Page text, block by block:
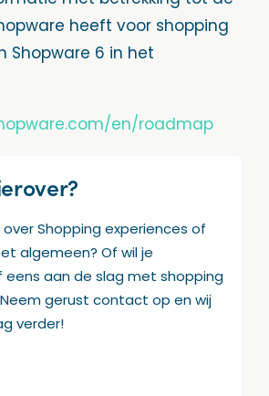
heeft voor shopping
Shopware 6 in het
en/roadmap
Shopping experiences of
algemeen? Of wil je
eens aan de slag met shopping
gerust contact op en wij
verder!